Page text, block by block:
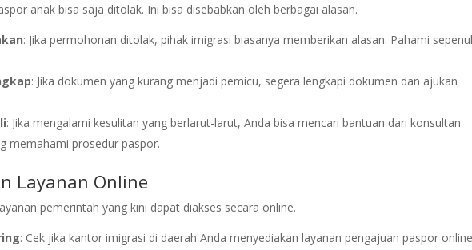
anak bisa saja ditolak. Ini bisa disebabkan oleh berbagai alasan.
: Jika permohonan ditolak, pihak imigrasi biasanya memberikan alasan. Pahami
: Jika dokumen yang kurang menjadi pemicu, segera lengkapi dokumen dan ajukan
: Jika mengalami kesulitan yang berlarut-larut, Anda bisa mencari bantuan dari konsultan
memahami prosedur paspor.
Layanan Online
pemerintah yang kini dapat diakses secara online.
: Cek jika kantor imigrasi di daerah Anda menyediakan layanan pengajuan paspor